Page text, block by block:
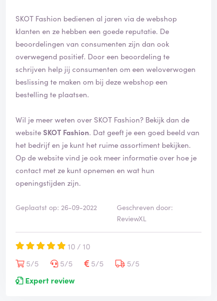
v
e
r
i
f
i
e
e
r
SKOT Fashion bedienen al jaren via de webshop
klanten en ze hebben een goede reputatie. De
beoordelingen van consumenten zijn dan ook
overwegend positief. Door een beoordeling te
schrijven help jij consumenten om een weloverwogen
beslissing te maken om bij deze webshop een
bestelling te plaatsen.
Wil je meer weten over SKOT Fashion? Bekijk dan de
websiteSKOT Fashion. Dat geeft je een goed beeld van
het bedrijf en je kunt het ruime assortiment bekijken.
Op de website vind je ook meer informatie over hoe je
contact met ze kunt opnemen en wat hun
openingstijden zijn.
Geplaatst op: 26-09-2022
Geschreven door:
ReviewXL
10 / 10
5/5
5/5 5/5
5/5
Expert review